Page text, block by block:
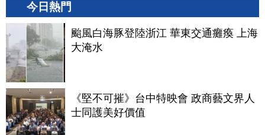
今日熱門
颱風白海豚登陸浙江 華東交通癱瘓 上海
大淹水
《堅不可摧》台中特映會 政商藝文界人
士同護美好價值